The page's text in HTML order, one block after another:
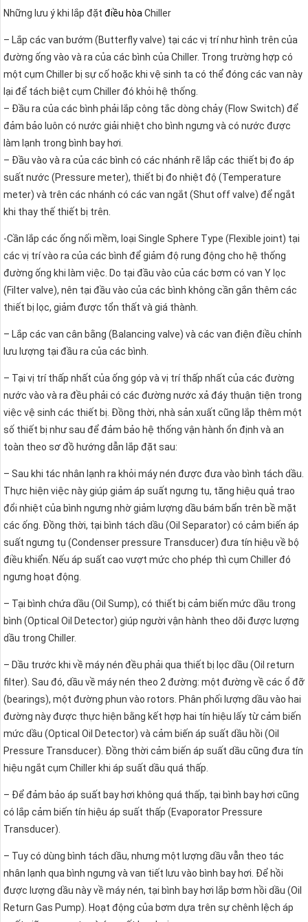
Những lưu ý khi lắp đặt điều hòa Chiller
– Lắp các van bướm (Butterfly valve) tại các vị trí như hình trên của
đường ống vào và ra của các bình của Chiller. Trong trường hợp có
một cụm Chiller bị sự cố hoặc khi vệ sinh ta có thể đóng các van này
lại để tách biệt cụm Chiller đó khỏi hệ thống.
– Đầu ra của các bình phải lắp công tắc dòng chảy (Flow Switch) để
đảm bảo luôn có nước giải nhiệt cho bình ngưng và có nước được
làm lạnh trong bình bay hơi.
– Đầu vào và ra của các bình có các nhánh rẽ lắp các thiết bị đo áp
suất nước (Pressure meter), thiết bị đo nhiệt độ (Temperature
meter) và trên các nhánh có các van ngắt (Shut off valve) để ngắt
khi thay thế thiết bị trên.
-Cần lắp các ống nối mềm, loại Single Sphere Type (Flexible joint) tại
các vị trí vào ra của các bình để giảm độ rung động cho hệ thống
đường ống khi làm việc. Do tại đầu vào của các bơm có van Y lọc
(Filter valve), nên tại đầu vào của các bình không cần gắn thêm các
thiết bị lọc, giảm được tổn thất và giá thành.
– Lắp các van cân bằng (Balancing valve) và các van điện điều chỉnh
lưu lượng tại đầu ra của các bình.
– Tại vị trí thấp nhất của ống góp và vị trí thấp nhất của các đường
nước vào và ra đều phải có các đường nước xả đáy thuận tiện trong
việc vệ sinh các thiết bị. Đồng thời, nhà sản xuất cũng lắp thêm một
số thiết bị như sau để đảm bảo hệ thống vận hành ổn định và an
toàn theo sơ đồ hướng dẫn lắp đặt sau:
– Sau khi tác nhân lạnh ra khỏi máy nén được đưa vào bình tách dầu.
Thực hiện việc này giúp giảm áp suất ngưng tụ, tăng hiệu quả trao
đổi nhiệt của bình ngưng nhờ giảm lượng dầu bám bẩn trên bề mặt
các ống. Đồng thời, tại bình tách dầu (Oil Separator) có cảm biến áp
suất ngưng tụ (Condenser pressure Transducer) đưa tín hiệu về bộ
điều khiển. Nếu áp suất cao vượt mức cho phép thì cụm Chiller đó
ngưng hoạt động.
– Tại bình chứa dầu (Oil Sump), có thiết bị cảm biến mức dầu trong
bình (Optical Oil Detector) giúp người vận hành theo dõi được lượng
dầu trong Chiller.
– Dầu trước khi về máy nén đều phải qua thiết bị lọc dầu (Oil return
filter). Sau đó, dầu về máy nén theo 2 đường: một đường về các ổ đỡ
(bearings), một đường phun vào rotors. Phân phối lượng dầu vào hai
đường này được thực hiện bằng kết hợp hai tín hiệu lấy từ cảm biến
mức dầu (Optical Oil Detector) và cảm biến áp suất dầu hồi (Oil
Pressure Transducer). Đồng thời cảm biến áp suất dầu cũng đưa tín
hiệu ngắt cụm Chiller khi áp suất dầu quá thấp.
– Để đảm bảo áp suất bay hơi không quá thấp, tại bình bay hơi cũng
có lắp cảm biến tín hiệu áp suất thấp (Evaporator Pressure
Transducer).
– Tuy có dùng bình tách dầu, nhưng một lượng dầu vẫn theo tác
nhân lạnh qua bình ngưng và van tiết lưu vào bình bay hơi. Để hồi
được lượng dầu này về máy nén, tại bình bay hơi lắp bơm hồi dầu (Oil
Return Gas Pump). Hoạt động của bơm dựa trên sự chênh lệch áp